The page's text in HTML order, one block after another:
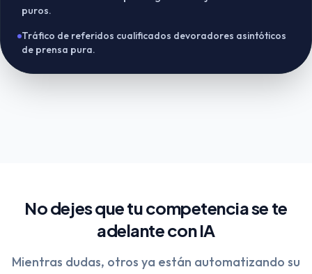
puros.
Tráfico de referidos cualificados devoradores asintóticos
de prensa pura.
No dejes que tu competencia se te
adelante con IA
Mientras dudas, otros ya están automatizando su